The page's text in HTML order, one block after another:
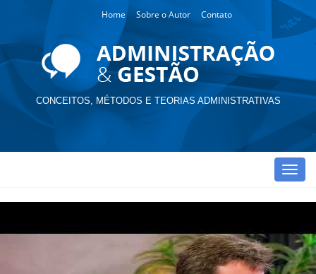
Home Sobre o Autor Contato
CONCEITOS, MÉTODOS E TEORIAS ADMINISTRATIVAS